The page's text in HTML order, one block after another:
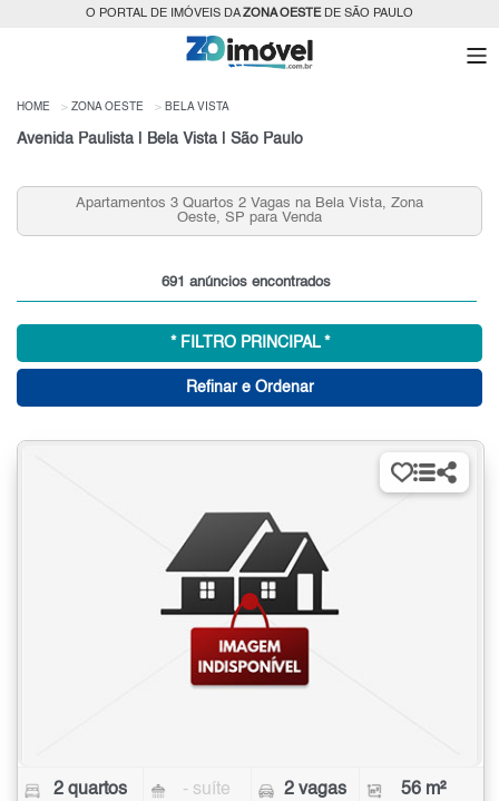
O PORTAL DE IMÓVEIS DAZONA OESTEDE SÃO PAULO
HOME ZONA OESTE BELA VISTA
Avenida Paulista | Bela Vista | São Paulo
na Bela Vista, Zona
Apartamentos 2 Quartos na Bela
691 anúncios encontrados
* FILTRO PRINCIPAL *
Refinar e Ordenar
2 quartos - suíte 2 vagas 56 m²